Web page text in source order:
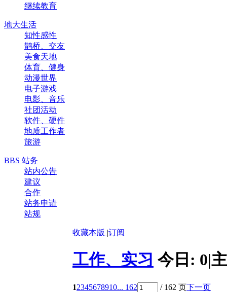
继续教育
地大生活
知性感性
鹊桥、交友
美食天地
体育、健身
动漫世界
电子游戏
电影、音乐
社团活动
软件、硬件
地质工作者
旅游
BBS 站务
站内公告
建议
合作
站务申请
站规
收藏本版 |订阅
工作、实习 今日: 0|
12345678910... 162 / 162 页下一页